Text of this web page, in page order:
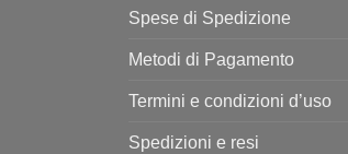
Spese di Spedizione
Metodi di Pagamento
Termini e condizioni d’uso
Spedizioni e resi